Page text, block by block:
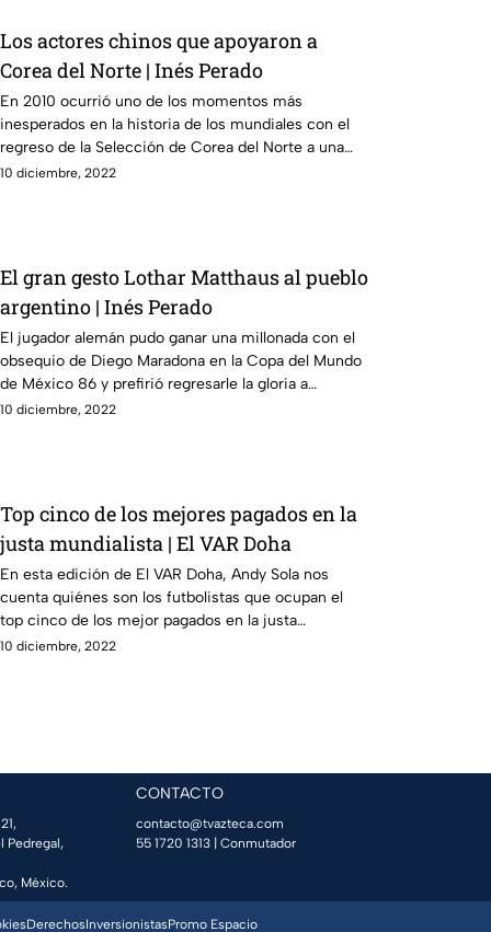
Los actores chinos que apoyaron a
Corea del Norte | Inés Perado
En 2010 ocurrió uno de los momentos más
inesperados en la historia de los mundiales con el
regreso de la Selección de Corea del Norte a una
justa
10 diciembre, 2022
El gran gesto Lothar Matthaus al pueblo
argentino | Inés Perado
El jugador alemán pudo ganar una millonada con el
obsequio de Diego Maradona en la Copa del Mundo
de México 86 y prefirió regresarle la gloria a
Argentina
10 diciembre, 2022
Top cinco de los mejores pagados en la
justa mundialista | El VAR Doha
En esta edición de El VAR Doha, Andy Sola nos
cuenta quiénes son los futbolistas que ocupan el
top cinco de los mejor pagados en la justa
mundialista
10 diciembre, 2022
Pedregal,
México.
CONTACTO
contacto@tvazteca.com
55 1720 1313 | Conmutador
DerechosInversionistasPromo Espacio